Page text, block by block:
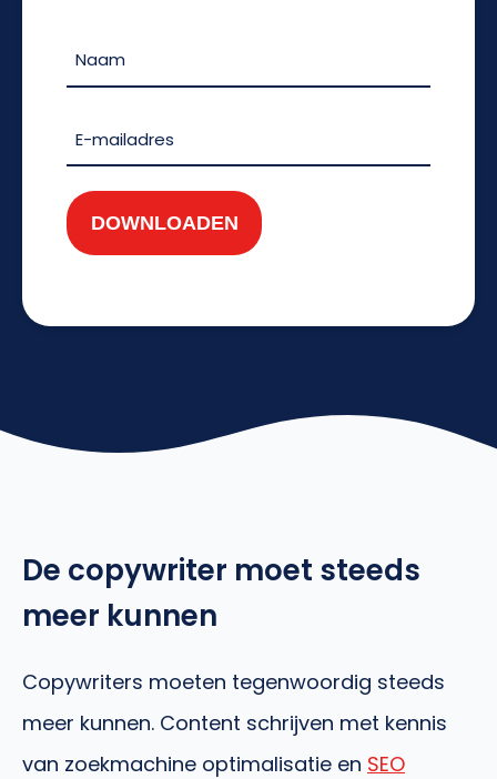
Naam
(Vereist)
E-
mailadres
(Vereist)
DOWNLOADEN
De copywriter moet steeds
meer kunnen
Copywriters moeten tegenwoordig steeds
meer kunnen. Content schrijven met kennis
van zoekmachine optimalisatie en SEO